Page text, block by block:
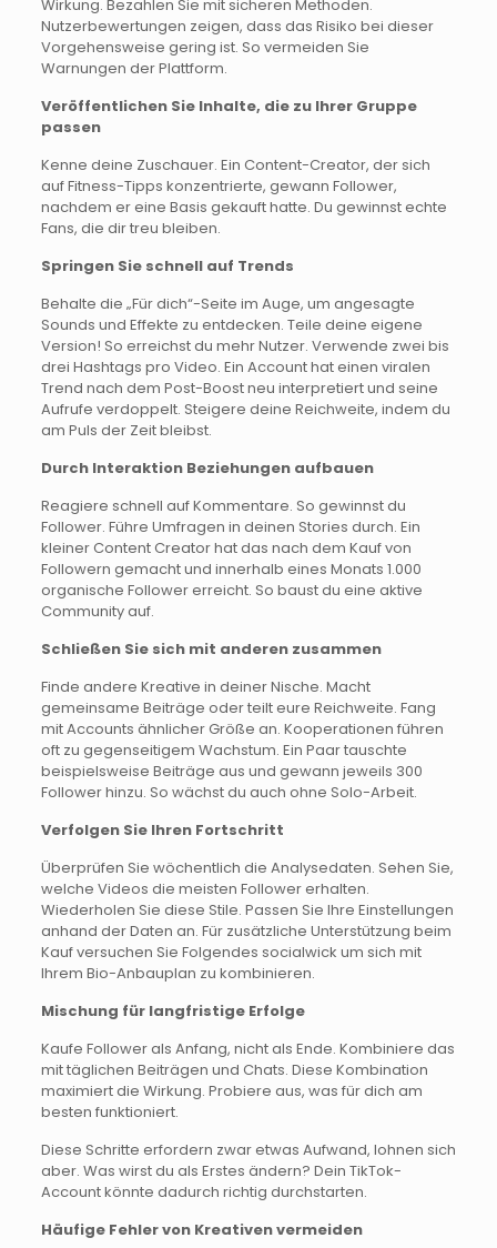
Wirkung. Bezahlen Sie mit sicheren Methoden.
Nutzerbewertungen zeigen, dass das Risiko bei dieser
Vorgehensweise gering ist. So vermeiden Sie
Warnungen der Plattform.
Veröffentlichen Sie Inhalte, die zu Ihrer Gruppe
passen
Kenne deine Zuschauer. Ein Content-Creator, der sich
auf Fitness-Tipps konzentrierte, gewann Follower,
nachdem er eine Basis gekauft hatte. Du gewinnst echte
Fans, die dir treu bleiben.
Springen Sie schnell auf Trends
Behalte die „Für dich“-Seite im Auge, um angesagte
Sounds und Effekte zu entdecken. Teile deine eigene
Version! So erreichst du mehr Nutzer. Verwende zwei bis
drei Hashtags pro Video. Ein Account hat einen viralen
Trend nach dem Post-Boost neu interpretiert und seine
Aufrufe verdoppelt. Steigere deine Reichweite, indem du
am Puls der Zeit bleibst.
Durch Interaktion Beziehungen aufbauen
Reagiere schnell auf Kommentare. So gewinnst du
Follower. Führe Umfragen in deinen Stories durch. Ein
kleiner Content Creator hat das nach dem Kauf von
Followern gemacht und innerhalb eines Monats 1.000
organische Follower erreicht. So baust du eine aktive
Community auf.
Schließen Sie sich mit anderen zusammen
Finde andere Kreative in deiner Nische. Macht
gemeinsame Beiträge oder teilt eure Reichweite. Fang
mit Accounts ähnlicher Größe an. Kooperationen führen
oft zu gegenseitigem Wachstum. Ein Paar tauschte
beispielsweise Beiträge aus und gewann jeweils 300
Follower hinzu. So wächst du auch ohne Solo-Arbeit.
Verfolgen Sie Ihren Fortschritt
Überprüfen Sie wöchentlich die Analysedaten. Sehen Sie,
welche Videos die meisten Follower erhalten.
Wiederholen Sie diese Stile. Passen Sie Ihre Einstellungen
anhand der Daten an. Für zusätzliche Unterstützung beim
Kauf versuchen Sie Folgendes socialwick um sich mit
Ihrem Bio-Anbauplan zu kombinieren.
Mischung für langfristige Erfolge
Kaufe Follower als Anfang, nicht als Ende. Kombiniere das
mit täglichen Beiträgen und Chats. Diese Kombination
maximiert die Wirkung. Probiere aus, was für dich am
besten funktioniert.
Diese Schritte erfordern zwar etwas Aufwand, lohnen sich
aber. Was wirst du als Erstes ändern? Dein TikTok-
Account könnte dadurch richtig durchstarten.
Häufige Fehler von Kreativen vermeiden